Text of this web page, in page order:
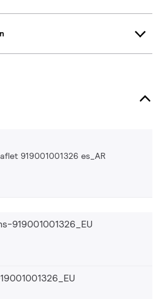
919001001326 es_AR
919001001326_EU